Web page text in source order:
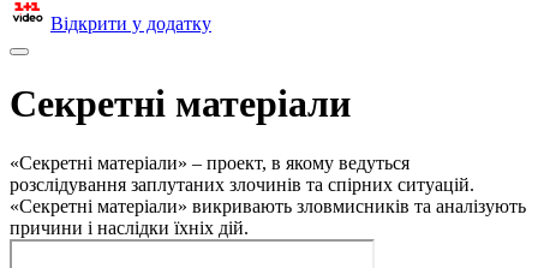
Відкрити у додатку
Секретні матеріали
«Секретні матеріали» – проект, в якому ведуться
розслідування заплутаних злочинів та спірних ситуацій.
«Секретні матеріали» викривають зловмисників та аналізують
причини і наслідки їхніх дій.